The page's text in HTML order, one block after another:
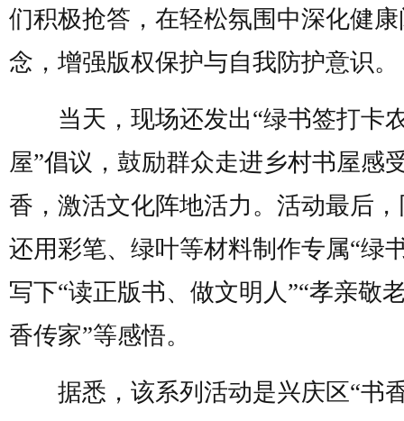
们积极抢答，在轻松氛围中深化健
念，增强版权保护与自我防护意识。
当天，现场还发出“绿书签打卡
屋”倡议，鼓励群众走进乡村书屋感
香，激活文化阵地活力。活动最后
还用彩笔、绿叶等材料制作专属“绿
写下“读正版书、做文明人”“孝亲敬
香传家”等感悟。
据悉，该系列活动是兴庆区“书